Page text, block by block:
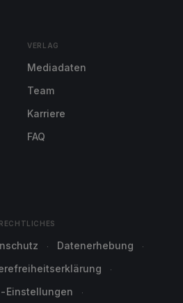
VERLAG
Mediadaten
Team
Karriere
FAQ
RECHTLICHES
Datenerhebung
Einstellungen